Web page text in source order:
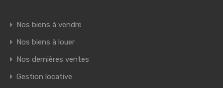
Nos biens à vendre
Nos biens à louer
Nos dernières ventes
Gestion locative